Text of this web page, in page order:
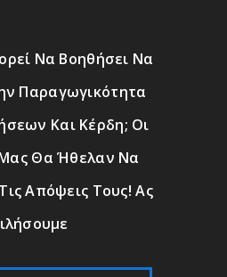
Να Βοηθήσει Να
Παραγωγικότητα
Και Κέρδη; Οι
Θα Ήθελαν Να
Απόψεις Τους! Ας